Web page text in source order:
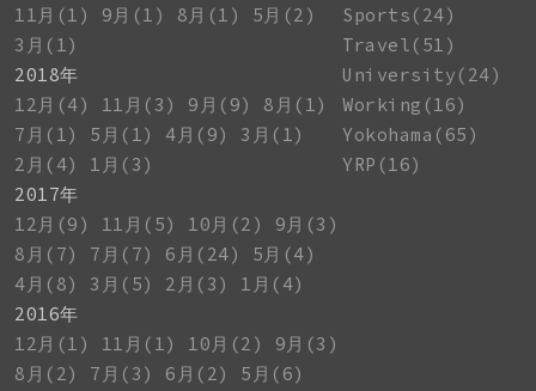
11月(1)
9月(1) 8月(1)
5月(2)
3月(1)
2018年
12月(4)
11月(3) 9月(9)
8月(1)
7月(1)
5月(1) 4月(9)
3月(1)
2月(4)
1月(3)
2017年
12月(9)
11月(5) 10月(2)
9月(3)
8月(7)
7月(7) 6月(24)
5月(4)
4月(8)
3月(5) 2月(3)
1月(4)
2016年
12月(1)
11月(1) 10月(2)
9月(3)
8月(2)
7月(3) 6月(2)
5月(6)
Sports(24)
Travel(51)
University(24)
Working(16)
Yokohama(65)
YRP(16)